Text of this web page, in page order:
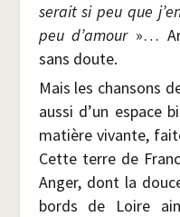
serait si peu que
peu d’amour»…
sans doute.
Mais les chan­sons
aus­si d’un espace
matière vivante,
Cette terre de
Anger, dont la
bords de Loire